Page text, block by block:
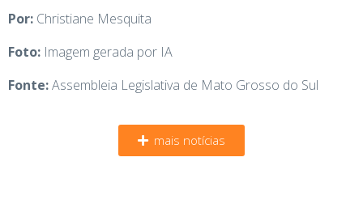
Por: Christiane Mesquita
Foto: Imagem gerada por IA
Fonte:Assembleia Legislativa de Mato Grosso do Sul
mais notícias